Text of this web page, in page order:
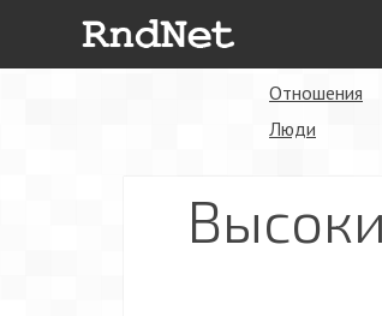
Отношения
Люди